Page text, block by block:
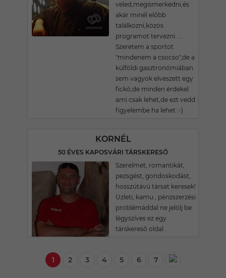
veled,megismerkedni,és
akár minél előbb
találkozni,közös
programot tervezni.....
Szeretem a sportot
"mindenem a csocso",de a
külföldi gasztronómiában
sem vagyok elveszett egy
fickó,de minden érdekel
ami csak lehet,de ezt vedd
figyelembe ha lehet :-)
KORNÉL
50 ÉVES KAPOSVÁRI TÁRSKERESŐ
Szerelmet, romantikát,
pezsgést, gondoskodást,
hosszútávú társat keresek!
Üzleti, kamu , pénzszerzési
problémáddal ne jelölj be
légyszíves ez egy
társkereső oldal .
1 2 3 4 5 6 7